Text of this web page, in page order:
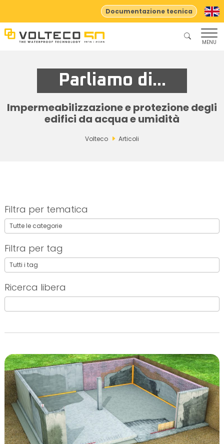
Documentazione tecnica
MENU
Parliamo di...
Impermeabilizzazione e protezione degli
edifici da acqua e umidità
Volteco Articoli
Filtra per tematica
Filtra per tag
Ricerca libera